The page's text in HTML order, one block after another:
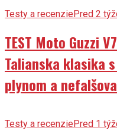
Testy a recenziePred 2
TEST Moto Guzzi
Talianska klasika
plynom a
Testy a recenziePred 1